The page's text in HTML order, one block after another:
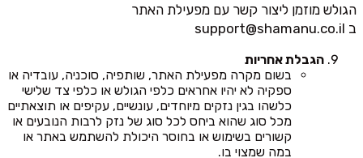
הגולש מוזמן ליצור קשר עם מפעילת האתר
ב support@shamanu.co.il
הגבלת אחריות
בשום מקרה מפעילת האתר, שותפיה, סוכניה, עובדיה או
ספקיה לא יהיו אחראים כלפי הגולש או כלפי צד שלישי
כלשהו בגין נזקים מיוחדים, עונשיים, עקיפים או תוצאתיים
מכל סוג שהוא ביחס לכל סוג של נזק לרבות הנובעים או
קשורים בשימוש או בחוסר היכולת להשתמש באתר או
במה שמצוי בו.